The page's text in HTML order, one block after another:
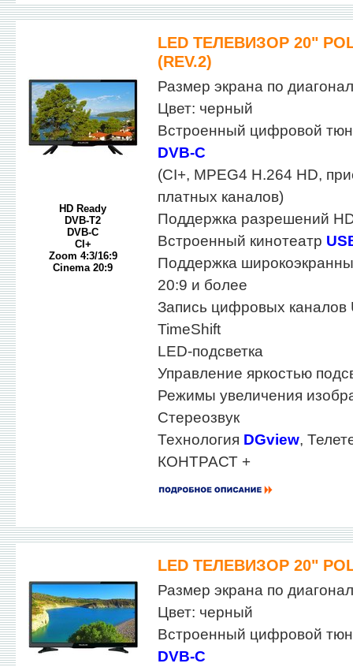
LED ТЕЛЕВИЗОР 20"
(REV.2)
HD Ready
DVB-T2
DVB-C
CI+
Zoom 4:3/16:9
Cinema 20:9
Размер экрана по
Цвет: черный
Встроенный цифровой
DVB-C
(CI+, MPEG4 H.264 HD,
платных каналов)
Поддержка разрешений
Встроенный кинотеатр
Поддержка
20:9 и более
Запись цифровых каналов
TimeShift
LED-подсветка
Управление яркостью
Режимы увеличения
Стереозвук
Технология DGview,
КОНТРАСТ +
LED ТЕЛЕВИЗОР 20"
Размер экрана по
Цвет: черный
Встроенный цифровой
DVB-C